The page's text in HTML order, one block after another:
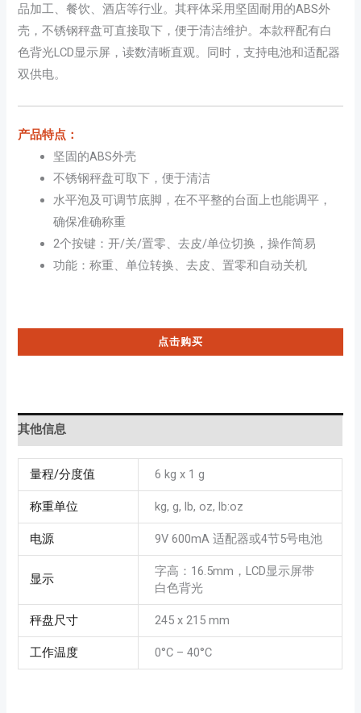
品加工、餐饮、酒店等行业。其秤体采用坚固耐用的ABS外
壳，不锈钢秤盘可直接取下，便于清洁维护。本款秤配有白
色背光LCD显示屏，读数清晰直观。同时，支持电池和适配器
双供电。
产品特点：
坚固的ABS外壳
不锈钢秤盘可取下，便于清洁
水平泡及可调节底脚，在不平整的台面上也能调平，
确保准确称重
2个按键：开/关/置零、去皮/单位切换，操作简易
功能：称重、单位转换、去皮、置零和自动关机
点击购买
其他信息
量程/分度值 6 kg x 1 g
称重单位 kg, g, lb, oz, lb:oz
电源 9V 600mA 适配器或4节5号电池
显示
字高：16.5mm，LCD显示屏带
白色背光
秤盘尺寸 245 x 215 mm
工作温度 0°C – 40°C